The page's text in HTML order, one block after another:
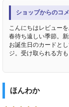
ショップからのコ
こんにちはレビュー
春待ち遠しい季節。
お誕生日のカードと
ジ。受け取られる方
ほんわか